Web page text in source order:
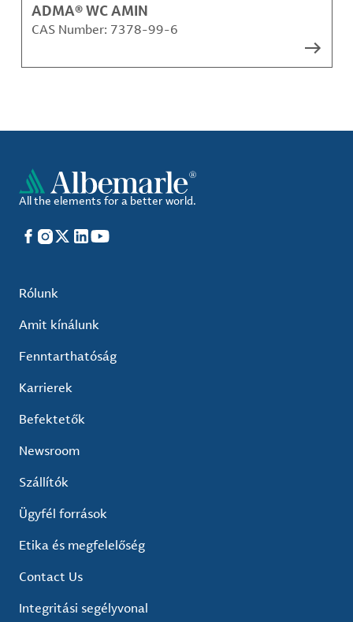
ADMA® WC AMIN
CAS Number: 7378-99-6
All the elements for a better world.
Facebook
Instagram
X LinkedIn
YouTube
Rólunk
Amit kínálunk
Fenntarthatóság
Karrierek
Befektetők
Newsroom
Szállítók
Ügyfél források
Etika és megfelelőség
Contact Us
Integritási segélyvonal